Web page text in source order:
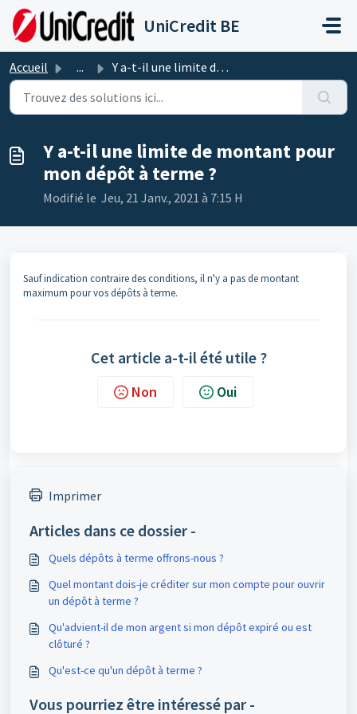
Passer au contenu principal
UniCredit BE
Accueil ... Y a-t-il une limite de montant pour mon dépôt à terme ?
Y a-t-il une limite de montant pour
mon dépôt à terme ?
Modifié le Jeu, 21 Janv., 2021 à 7:15 H
Sauf indication contraire des conditions, il n'y a pas de montant
maximum pour vos dépôts à terme.
Cet article a-t-il été utile ?
Non Oui
Imprimer
Articles dans ce dossier -
Quels dépôts à terme offrons-nous ?
Quel montant dois-je créditer sur mon compte pour ouvrir
un dépôt à terme ?
Qu'advient-il de mon argent si mon dépôt expiré ou est
clôturé ?
Qu'est-ce qu'un dépôt à terme ?
Vous pourriez être intéressé par -